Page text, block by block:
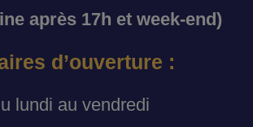
après 17h et week-end)
d’ouverture :
lundi au vendredi